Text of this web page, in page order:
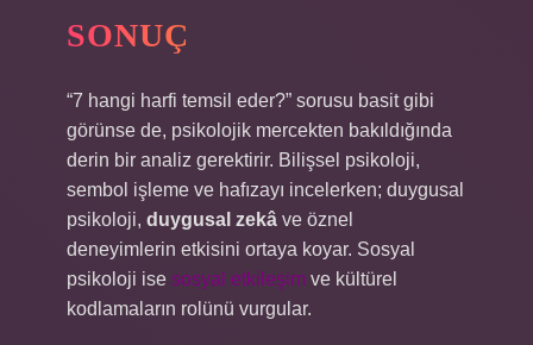
SONUÇ
“7 hangi harfi temsil eder?” sorusu basit gibi
görünse de, psikolojik mercekten bakıldığında
derin bir analiz gerektirir. Bilişsel psikoloji,
sembol işleme ve hafızayı incelerken; duygusal
psikoloji, duygusal zekâ ve öznel
deneyimlerin etkisini ortaya koyar. Sosyal
psikoloji ise sosyal etkileşim ve kültürel
kodlamaların rolünü vurgular.